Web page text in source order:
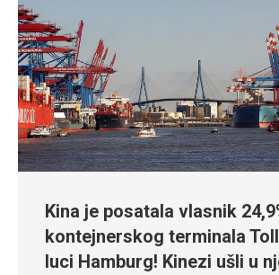
Kina je posatala vlasnik
kontejnerskog terminala
luci Hamburg! Kinezi ušli u